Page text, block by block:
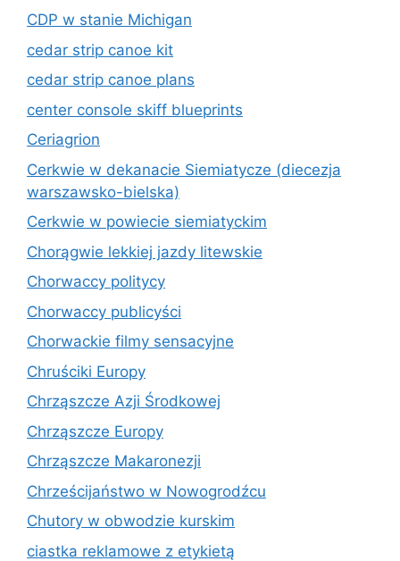
CDP w stanie Michigan
cedar strip canoe kit
cedar strip canoe plans
center console skiff blueprints
Ceriagrion
Cerkwie w dekanacie Siemiatycze (diecezja
warszawsko-bielska)
Cerkwie w powiecie siemiatyckim
Chorągwie lekkiej jazdy litewskie
Chorwaccy politycy
Chorwaccy publicyści
Chorwackie filmy sensacyjne
Chruściki Europy
Chrząszcze Azji Środkowej
Chrząszcze Europy
Chrząszcze Makaronezji
Chrześcijaństwo w Nowogrodźcu
Chutory w obwodzie kurskim
ciastka reklamowe z etykietą